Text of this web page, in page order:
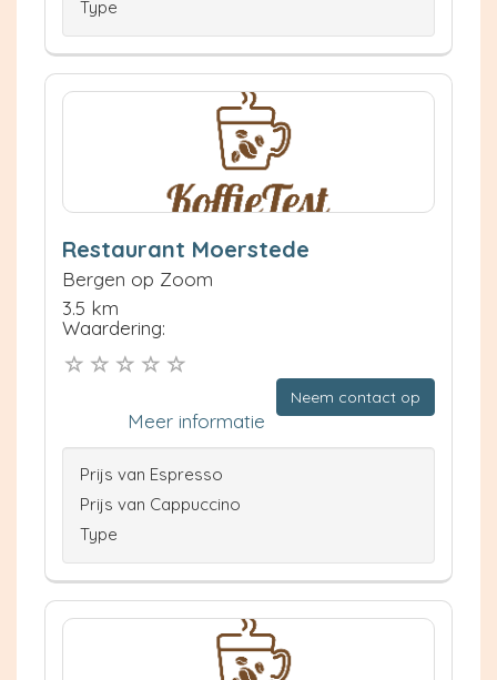
Type
Restaurant Moerstede
Bergen op Zoom
3.5 km
Waardering:
Neem contact op
Meer informatie
Prijs van Espresso
Prijs van Cappuccino
Type